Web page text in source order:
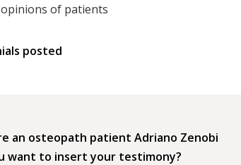
of patients
posted
an osteopath patient Adriano Zenobi
want to insert your testimony?